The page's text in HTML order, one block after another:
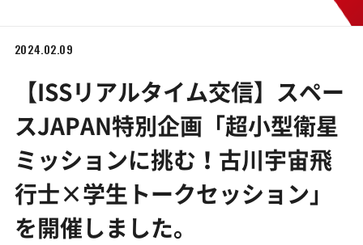
2024.02.09
【ISSリアルタイム交信】スペー
スJAPAN特別企画「超小型衛星
ミッションに挑む！古川宇宙飛
行士×学生トークセッション」
を開催しました。